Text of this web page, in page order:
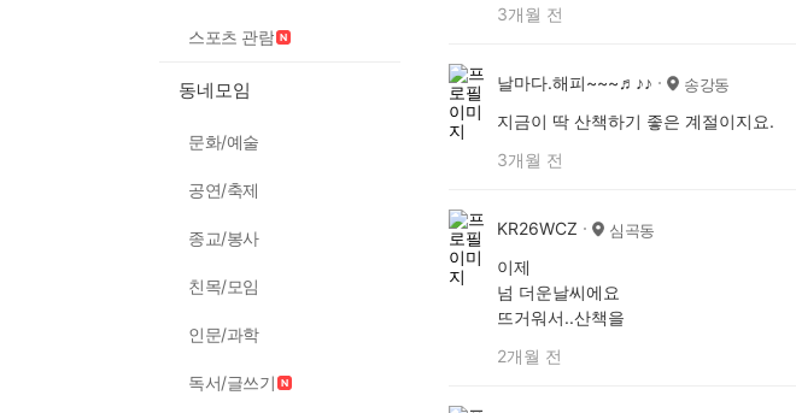
스포츠 관람
동네모임
문화/예술
공연/축제
종교/봉사
친목/모임
인문/과학
독서/글쓰기
3개월 전
날마다.해피~~~♬♪♪ 송강동
지금이 딱 산책하기 좋은 계절이지요.
3개월 전
KR26WCZ 심곡동
이제
넘 더운날씨에요
뜨거워서..산책을
2개월 전